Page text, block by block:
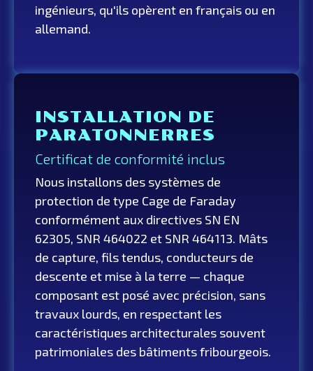
ingénieurs, qu'ils opèrent en français ou en
allemand.
INSTALLATION DE
PARATONNERRES
Certificat de conformité inclus
Nous installons des systèmes de
protection de type Cage de Faraday
conformément aux directives SN EN
62305, SNR 464022 et SNR 464113. Mâts
de capture, fils tendus, conducteurs de
descente et mise à la terre — chaque
composant est posé avec précision, sans
travaux lourds, en respectant les
caractéristiques architecturales souvent
patrimoniales des bâtiments fribourgeois.